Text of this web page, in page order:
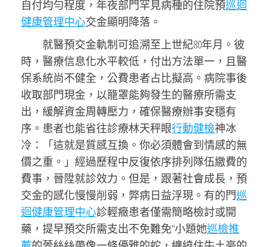
自付均勻程度，年夜部門罕見病種的住院預巡迴
健康管理中心交金顯明降落。
就醫預交金軌制可追溯至上世紀80年月。彼
時，醫療信息化水平較低，付出方法單一，且醫
保系統尚不健全，公費患者占比擬高。病院事後
收取部門現金，以籠罩能夠發生的醫療所需支
出，緩解資金周轉壓力，確保醫療辦事安穩有
序。患者也能省往診療林天秤眼行動健檢神冰
冷：「這就是質感互換。你必須體會到情感的無
價之重。」經過歷程中反復依序排列隊伍繳費的
費事，晉陞就診效力。但是，跟著社會成長，預
交金的感化慢慢削弱，弊病日益浮現。有的門巡
迴健康管理中心診輕癥患者僅需簡略檢討或開
藥，提早預交所需支出不免難免“小題她巡檢推